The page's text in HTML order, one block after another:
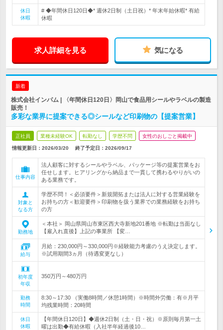
休日
休暇
# ◆年間休日120日◆* 週休2日制（土日祝）* 年末年始休暇* 有給
休暇
求人詳細を見る 気になる
新着
株式会社インパム | 〈年間休日120日〉岡山で食品用シールやラベルの製造
販売！
多彩な業界に提案できる◎シールなど印刷物の【提案営業】
正社員 業種未経験OK 転勤なし 学歴不問 女性のおしごと掲載中
情報更新日：2026/03/20 終了予定日： 2026/09/17
仕事内容
法人顧客に対するシールやラベル、パッケージ等の提案営業をお
任せします。ヒアリングから納品まで一貫して携わるやりがいの
ある業務です。
対象と
なる方
学歴不問！＜必須要件＞新規開拓または法人に対する営業経験を
お持ちの方＜歓迎要件＞印刷物を扱う業界での業務経験をお持ち
の方
勤務地
＜本社＞ 岡山県岡山市東区西大寺新地201番地 ※転勤は当面なし
【雇入れ直後】上記の事業所 【変…
給与
月給：230,000円～330,000円※経験能力考慮のうえ決定します。
※試用期間3ヵ月（待遇変更なし）
初年度
年収
350万円～480万円
勤務
時間
8:30～17:30 （実働8時間／休憩1時間）※時間外労働：有※月平
均残業時間：20時間
休日
休暇
【年間休日120日】◆週休2日制（土・日・祝）※原則毎月第一土
曜は出勤◆有給休暇（入社半年経過後10…